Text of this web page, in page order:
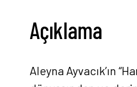
Açıklama
Aleyna Ayvacık’ın